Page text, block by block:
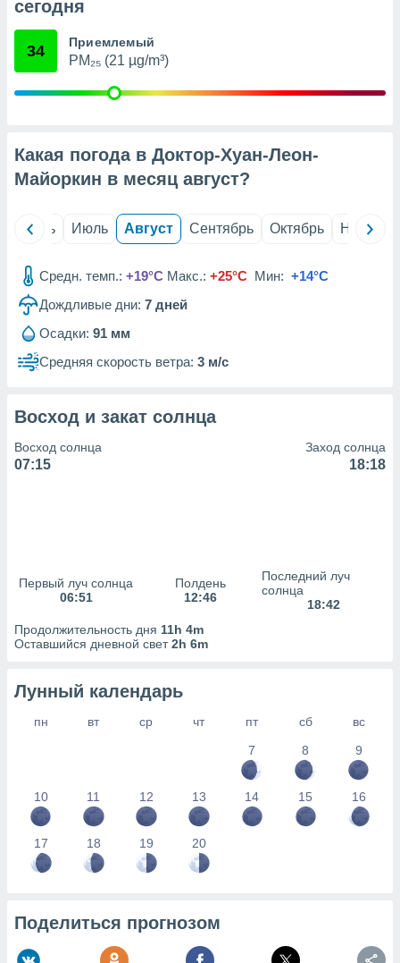
из
рекламы
сведения
сегодня
34 Приемлемый
PM₂₅ (21 µg/m³)
Какая погода в Доктор-Хуан-Леон-
Майоркин в месяц август?
Июнь Июль Август Сентябрь Октябрь Ноябрь
Средн. темп.: +19°C Макс.: +25°C Мин: +14°C
Дождливые дни: 7 дней
Осадки: 91 мм
Средняя скорость ветра: 3 м/с
Восход и закат солнца
Восход солнца
07:15
Заход солнца
18:18
Первый луч солнца
06:51
Полдень
12:46
Последний луч
солнца
18:42
Продолжительность дня 11h 4m
Оставшийся дневной свет2h 6m
Лунный календарь
пн вт ср чт пт сб
вс
7
8 9
10 11 12 13 14 15 16
17 18 19 20
Поделиться прогнозом